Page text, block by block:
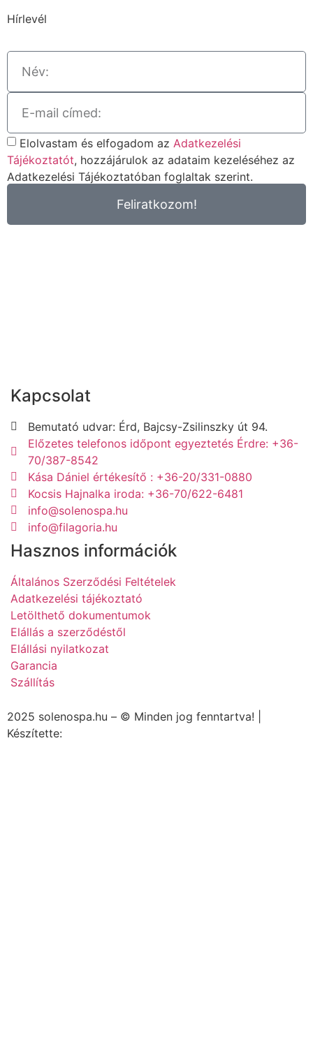
Hírlevél
Elolvastam és elfogadom az Adatkezelési
Tájékoztatót, hozzájárulok az adataim kezeléséhez az
Adatkezelési Tájékoztatóban foglaltak szerint.
Feliratkozom!
Kapcsolat
Bemutató udvar: Érd, Bajcsy-Zsilinszky út 94.
Előzetes telefonos időpont egyeztetés Érdre: +36-
70/387-8542
Kása Dániel értékesítő : +36-20/331-0880
Kocsis Hajnalka iroda: +36-70/622-6481
info@solenospa.hu
info@filagoria.hu
Hasznos információk
Általános Szerződési Feltételek
Adatkezelési tájékoztató
Letölthető dokumentumok
Elállás a szerződéstől
Elállási nyilatkozat
Garancia
Szállítás
2025 solenospa.hu – © Minden jog fenntartva! |
Készítette: